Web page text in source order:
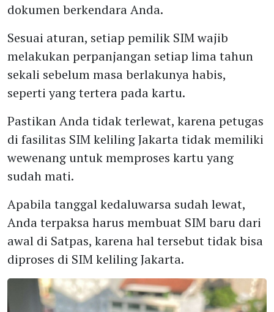
dokumen berkendara Anda.
Sesuai aturan, setiap pemilik SIM wajib
melakukan perpanjangan setiap lima tahun
sekali sebelum masa berlakunya habis,
seperti yang tertera pada kartu.
Pastikan Anda tidak terlewat, karena petugas
di fasilitas SIM keliling Jakarta tidak memiliki
wewenang untuk memproses kartu yang
sudah mati.
Apabila tanggal kedaluwarsa sudah lewat,
Anda terpaksa harus membuat SIM baru dari
awal di Satpas, karena hal tersebut tidak bisa
diproses di SIM keliling Jakarta.